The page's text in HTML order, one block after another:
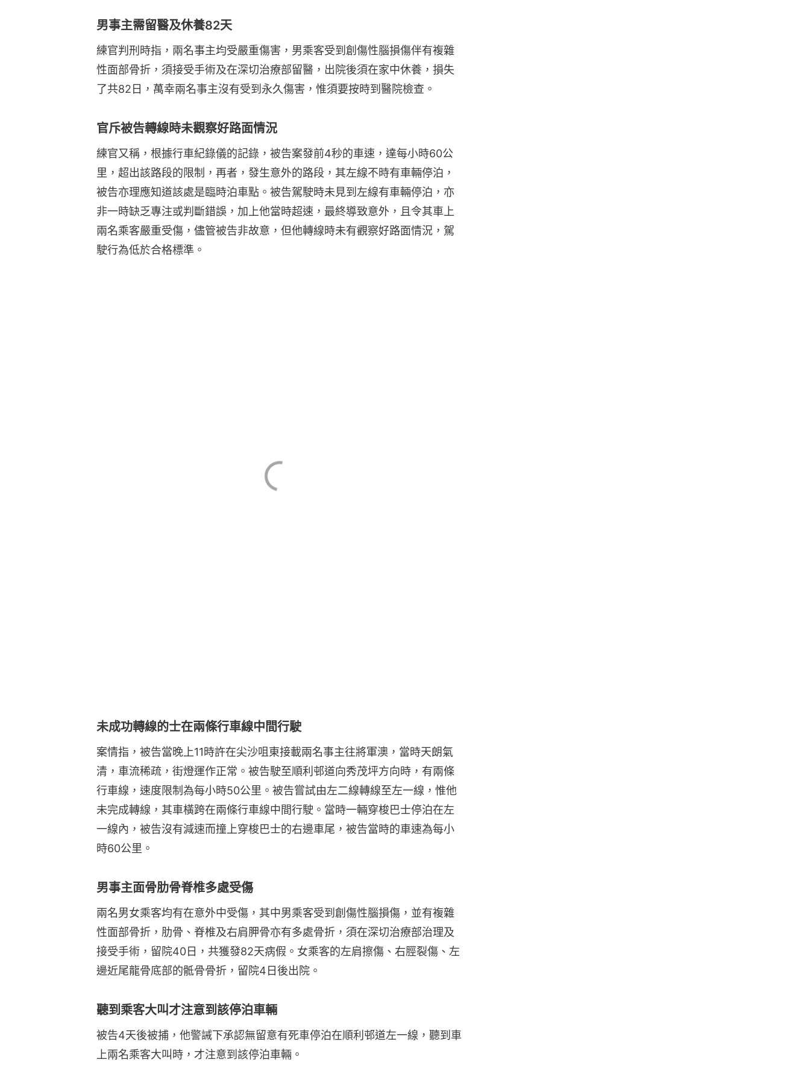
男事主需留醫及休養82天
練官判刑時指，兩名事主均受嚴重傷害，男乘客受到創傷性腦損傷伴有複雜
性面部骨折，須接受手術及在深切治療部留醫，出院後須在家中休養，損失
了共82日，萬幸兩名事主沒有受到永久傷害，惟須要按時到醫院檢查。
官斥被告轉線時未觀察好路面情況
練官又稱，根據行車紀錄儀的記錄，被告案發前4秒的車速，達每小時60公
里，超出該路段的限制，再者，發生意外的路段，其左線不時有車輛停泊，
被告亦理應知道該處是臨時泊車點。被告駕駛時未見到左線有車輛停泊，亦
非一時缺乏專注或判斷錯誤，加上他當時超速，最終導致意外，且令其車上
兩名乘客嚴重受傷，儘管被告非故意，但他轉線時未有觀察好路面情況，駕
駛行為低於合格標準。
未成功轉線的士在兩條行車線中間行駛
案情指，被告當晚上11時許在尖沙咀東接載兩名事主往將軍澳，當時天朗氣
清，車流稀疏，街燈運作正常。被告駛至順利邨道向秀茂坪方向時，有兩條
行車線，速度限制為每小時50公里。被告嘗試由左二線轉線至左一線，惟他
未完成轉線，其車橫跨在兩條行車線中間行駛。當時一輛穿梭巴士停泊在左
一線內，被告沒有減速而撞上穿梭巴士的右邊車尾，被告當時的車速為每小
時60公里。
男事主面骨肋骨脊椎多處受傷
兩名男女乘客均有在意外中受傷，其中男乘客受到創傷性腦損傷，並有複雜
性面部骨折，肋骨、脊椎及右肩胛骨亦有多處骨折，須在深切治療部治理及
接受手術，留院40日，共獲發82天病假。女乘客的左肩擦傷、右脛裂傷、左
邊近尾龍骨底部的骶骨骨折，留院4日後出院。
聽到乘客大叫才注意到該停泊車輛
被告4天後被捕，他警誡下承認無留意有死車停泊在順利邨道左一線，聽到車
上兩名乘客大叫時，才注意到該停泊車輛。